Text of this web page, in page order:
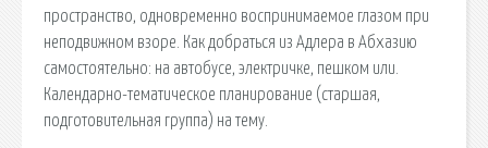
пространство, одновременно воспринимаемое глазом при
неподвижном взоре. Как добраться из Адлера в Абхазию
самостоятельно: на автобусе, электричке, пешком или.
Календарно-тематическое планирование (старшая,
подготовительная группа) на тему.